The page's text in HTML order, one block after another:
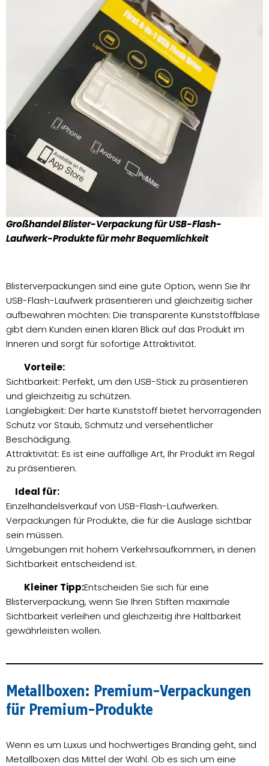
Großhandel Blister-Verpackung für USB-Flash-
Laufwerk-Produkte für mehr Bequemlichkeit
Blisterverpackungen sind eine gute Option, wenn Sie Ihr
USB-Flash-Laufwerk präsentieren und gleichzeitig sicher
aufbewahren möchten: Die transparente Kunststoffblase
gibt dem Kunden einen klaren Blick auf das Produkt im
Inneren und sorgt für sofortige Attraktivität.
Vorteile:
Sichtbarkeit: Perfekt, um den USB-Stick zu präsentieren
und gleichzeitig zu schützen.
Langlebigkeit: Der harte Kunststoff bietet hervorragenden
Schutz vor Staub, Schmutz und versehentlicher
Beschädigung.
Attraktivität: Es ist eine auffällige Art, Ihr Produkt im Regal
zu präsentieren.
Ideal für:
Einzelhandelsverkauf von USB-Flash-Laufwerken.
Verpackungen für Produkte, die für die Auslage sichtbar
sein müssen.
Umgebungen mit hohem Verkehrsaufkommen, in denen
Sichtbarkeit entscheidend ist.
Kleiner Tipp:Entscheiden Sie sich für eine
Blisterverpackung, wenn Sie Ihren Stiften maximale
Sichtbarkeit verleihen und gleichzeitig ihre Haltbarkeit
gewährleisten wollen.
Metallboxen: Premium-Verpackungen
für Premium-Produkte
Wenn es um Luxus und hochwertiges Branding geht, sind
Metallboxen das Mittel der Wahl. Ob es sich um eine